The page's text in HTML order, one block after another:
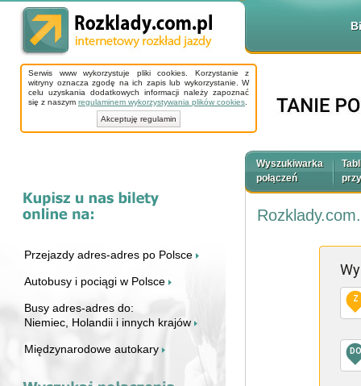
Serwis www wykorzystuje pliki cookies. Korzystanie z
witryny oznacza zgodę na ich zapis lub wykorzystanie. W
celu uzyskania dodatkowych informacji należy zapoznać
się z naszym regulaminem wykorzystywania plików cookies
Akceptuję regulamin
Przejazdy adres-adres po Polsce
Autobusy i pociągi w Polsce
Busy adres-adres do:
Niemiec, Holandii i innych krajów
Międzynarodowe autokary
Wyszukiwarka
połączeń
Z
DO